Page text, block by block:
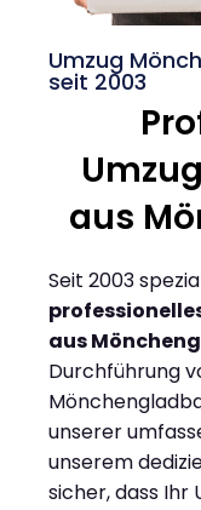
Umzug
seit 2003
aus
Seit 2003
aus
Durchführung
unserer
unserem
sicher, dass Ihr